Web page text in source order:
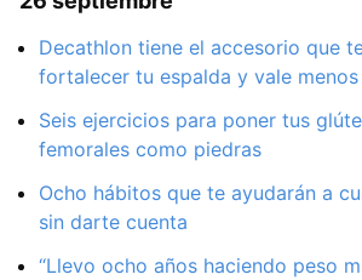
Decathlon tiene el accesorio que
fortalecer tu espalda y vale
Seis ejercicios para poner tus
femorales como piedras
Ocho hábitos que te ayudarán a
sin darte cuenta
“Llevo ocho años haciendo peso